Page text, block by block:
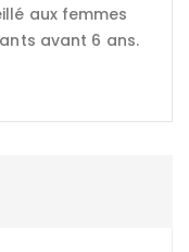
aux femmes
avant 6 ans.